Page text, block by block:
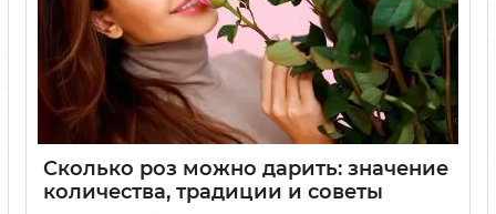
Сколько роз можно дарить: значение
количества, традиции и советы